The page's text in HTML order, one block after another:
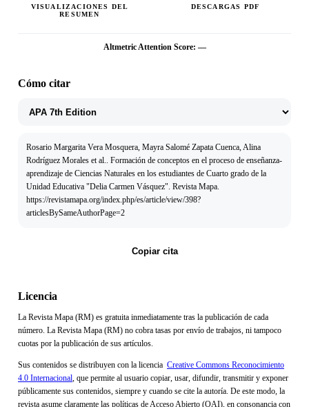
VISUALIZACIONES DEL
RESUMEN
DESCARGAS PDF
Altmetric Attention Score: —
Cómo citar
Rosario Margarita Vera Mosquera, Mayra Salomé Zapata Cuenca, Alina
Rodríguez Morales et al.. Formación de conceptos en el proceso de enseñanza-
aprendizaje de Ciencias Naturales en los estudiantes de Cuarto grado de la
Unidad Educativa "Delia Carmen Vásquez". Revista Mapa.
https://revistamapa.org/index.php/es/article/view/398?
articlesBySameAuthorPage=2
Copiar cita
Licencia
La Revista Mapa (RM) es gratuita inmediatamente tras la publicación de cada
número. La Revista Mapa (RM) no cobra tasas por envío de trabajos, ni tampoco
cuotas por la publicación de sus artículos.
Sus contenidos se distribuyen con la licencia Creative Commons Reconocimiento
4.0 Internacional, que permite al usuario copiar, usar, difundir, transmitir y exponer
públicamente sus contenidos, siempre y cuando se cite la autoría. De este modo, la
revista asume claramente las políticas de Acceso Abierto (OAI), en consonancia con